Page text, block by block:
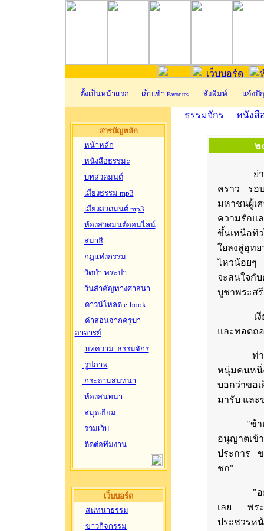
ตั้งเป็นหน้าแรก เก็บเข้า Favorites สั่งพิมพ์ แจ้งปั
สารบัญหลัก
หน้าหลัก
หนังสือธรรมะ
บทสวดมนต์
เสียงธรรม mp3
เสียงสวดมนต์ mp3
ห้องสวดมนต์ออนไลน์
สมาธิ
กฎแห่งกรรม
วัดป่า-พระป่า
วันสำคัญทางศาสนา
ดาวน์โหลด e-book
คำสอนจากครูบา
อาจารย์
บทความ..ธรรมจักร
รูปภาพ
กระดานสนทนา
ห้องสนทนา
สมุดเยี่ยม
รวมเว็บ
ติดต่อทีมงาน
เว็บบอร์ด
สนทนาธรรม
ข่าวกิจกรรม
ธรรมจักร หนังสื
๒
ย่างเข้า
คราว รอ
มหาชนผู้
ความรักแ
ขึ้นเหนือทิ
ใยลงสู่อุท
ไหวน้อยๆ
จะสนใจกั
บูชาพระส
เงียบสง
และทอดถ
ท่ามกลา
หนุ่มคนหนึ่
บอกว่าขอ
มารับ และ
"ข้าแต่ท่
อนุญาตเข้
ประการ
ชก"
"อย่าเล
เลย พระ
ประชวรห